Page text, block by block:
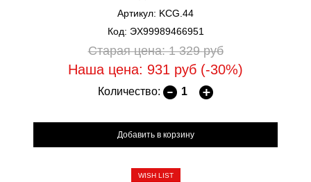
Артикул: KCG.44
Код: ЭХ99989466951
Старая цена: 1 329руб
Наша цена: 931 руб (-30%)
Количество:
WISH LIST